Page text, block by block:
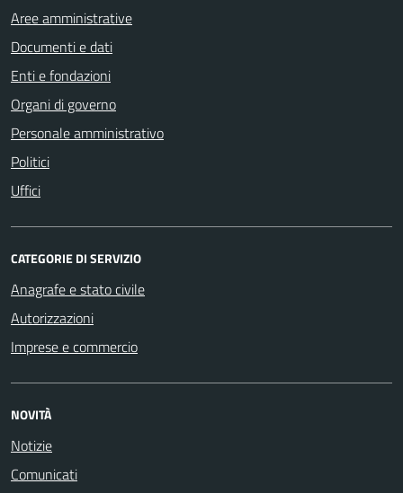
Aree amministrative
Documenti e dati
Enti e fondazioni
Organi di governo
Personale amministrativo
Politici
Uffici
CATEGORIE DI SERVIZIO
Anagrafe e stato civile
Autorizzazioni
Imprese e commercio
NOVITÀ
Notizie
Comunicati